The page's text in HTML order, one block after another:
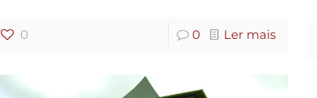
0 0 Ler mais